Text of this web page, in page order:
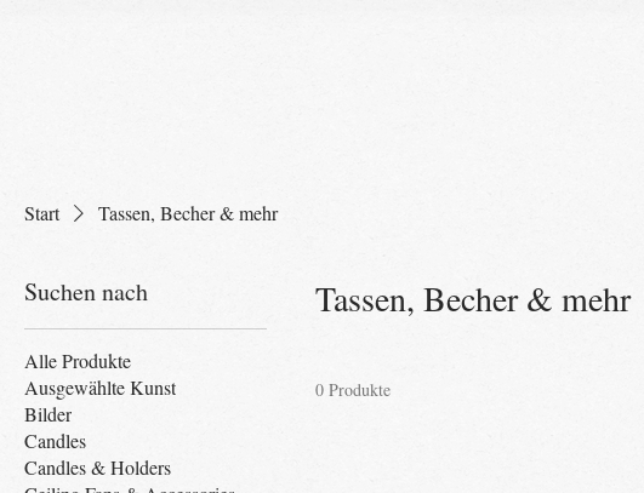
Start Tassen, Becher & mehr
Suchen nach
Alle Produkte
Ausgewählte Kunst
Bilder
Candles
Candles & Holders
Tassen, Becher & mehr
0 Produkte